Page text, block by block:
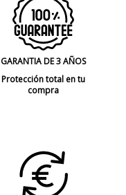
GARANTIA DE 3 AÑOS
Protección total en tu
compra